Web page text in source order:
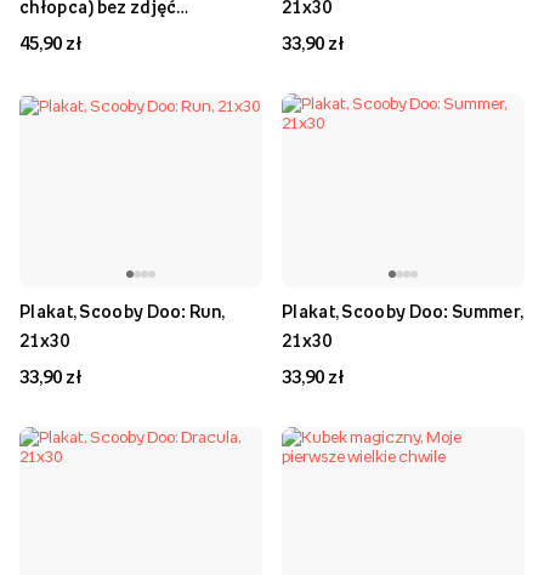
chłopca) bez zdjęć
fotoksiążka, 20x20 cm
45,90 zł
21x30
33,90 zł
Plakat, Scooby Doo: Run,
21x30
33,90 zł
Plakat, Scooby Doo: Summer,
21x30
33,90 zł